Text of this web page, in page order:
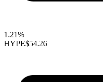
1.21%
HYPE$54.26